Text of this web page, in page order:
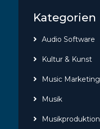
Kategorien
Audio Software
Kultur & Kunst
Music Marketing
Musik
Musikproduktion